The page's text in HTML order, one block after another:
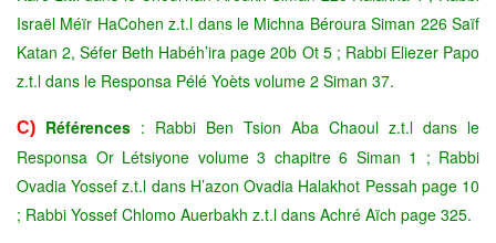
Israël Méïr HaCohen z.t.l dans le Michna Béroura Siman 226 Saïf
Katan 2, Séfer Beth Habéh’ira page 20b Ot 5 ; Rabbi Eliezer Papo
z.t.l dans le Responsa Pélé Yoèts volume 2 Siman 37.
C) Références : Rabbi Ben Tsion Aba Chaoul z.t.l dans le
Responsa Or Létsiyone volume 3 chapitre 6 Siman 1 ; Rabbi
Ovadia Yossef z.t.l dans H’azon Ovadia Halakhot Pessah page 10
; Rabbi Yossef Chlomo Auerbakh z.t.l dans Achré Aïch page 325.